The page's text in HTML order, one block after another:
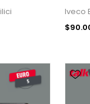
Iveco